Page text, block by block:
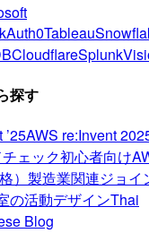
Auth0Tableau
CloudflareSplunk
探す
AWS re:Invent
ェック初心者向け
） 製造業関連ジョイ
の活動デザインThai
Blog